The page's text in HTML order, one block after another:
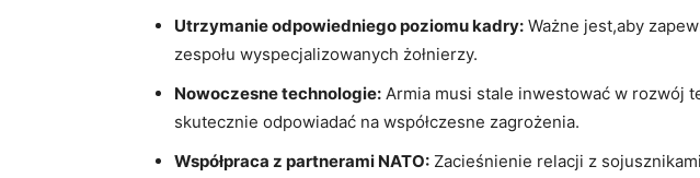
Utrzymanie odpowiedniego poziomu kadry: Ważne jest,aby
zespołu wyspecjalizowanych żołnierzy.
Nowoczesne technologie: Armia musi stale inwestować w rozwój
skutecznie odpowiadać na współczesne zagrożenia.
Współpraca z partnerami NATO: Zacieśnienie relacji z